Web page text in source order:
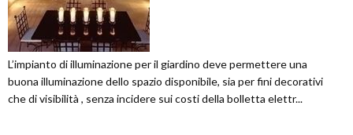
L’impianto di illuminazione per il giardino deve permettere una
buona illuminazione dello spazio disponibile, sia per fini decorativi
che di visibilità , senza incidere sui costi della bolletta elettr...